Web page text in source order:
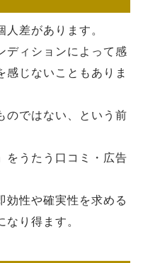
差があります。
ディションによって感
感じないこともありま
のではない、という前
をうたう口コミ・広告
効性や確実性を求める
り得ます。